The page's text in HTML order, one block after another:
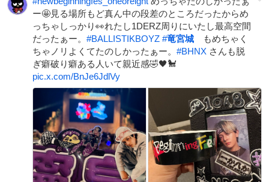
ー🤩見る場所もど真ん中の段差のところだったからめ
っちゃしっかり👀れたし1DERZ周りにいたし最高空間
だったぁー。 #BALLISTIKBOYZ #竜宮城 もめちゃく
ちゃノリよくてたのしかったぁー。 #BHNX さんも脱
ぎ癖破り癖ある人いて親近感🤣🖤🐩
pic.x.com/BnJe6JdlVy